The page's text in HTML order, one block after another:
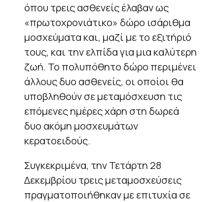
όπου τρεις ασθενείς έλαβαν ως
«πρωτοχρονιάτικο» δώρο ισάριθμα
μοσχεύματα και, μαζί με το εξιτήριό
τους, και την ελπίδα για μια καλύτερη
ζωή. Το πολυπόθητο δώρο περιμένει
άλλους δυο ασθενείς, οι οποίοι θα
υποβληθούν σε μεταμόσχευση τις
επόμενες ημέρες χάρη στη δωρεά
δυο ακόμη μοσχευμάτων
κερατοειδούς.
Συγκεκριμένα, την Τετάρτη 28
Δεκεμβρίου τρεις μεταμοσχεύσεις
πραγματοποιήθηκαν με επιτυχία σε